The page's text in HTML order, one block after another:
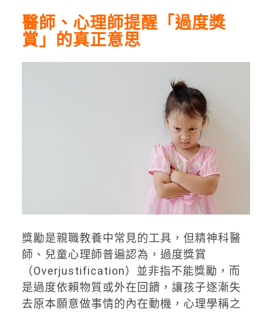
醫師、心理師提醒「過度獎
賞」的真正意思
獎勵是親職教養中常見的工具，但精神科醫
師、兒童心理師普遍認為，過度獎賞
（Overjustification）並非指不能獎勵，而
是過度依賴物質或外在回饋，讓孩子逐漸失
去原本願意做事情的內在動機，心理學稱之